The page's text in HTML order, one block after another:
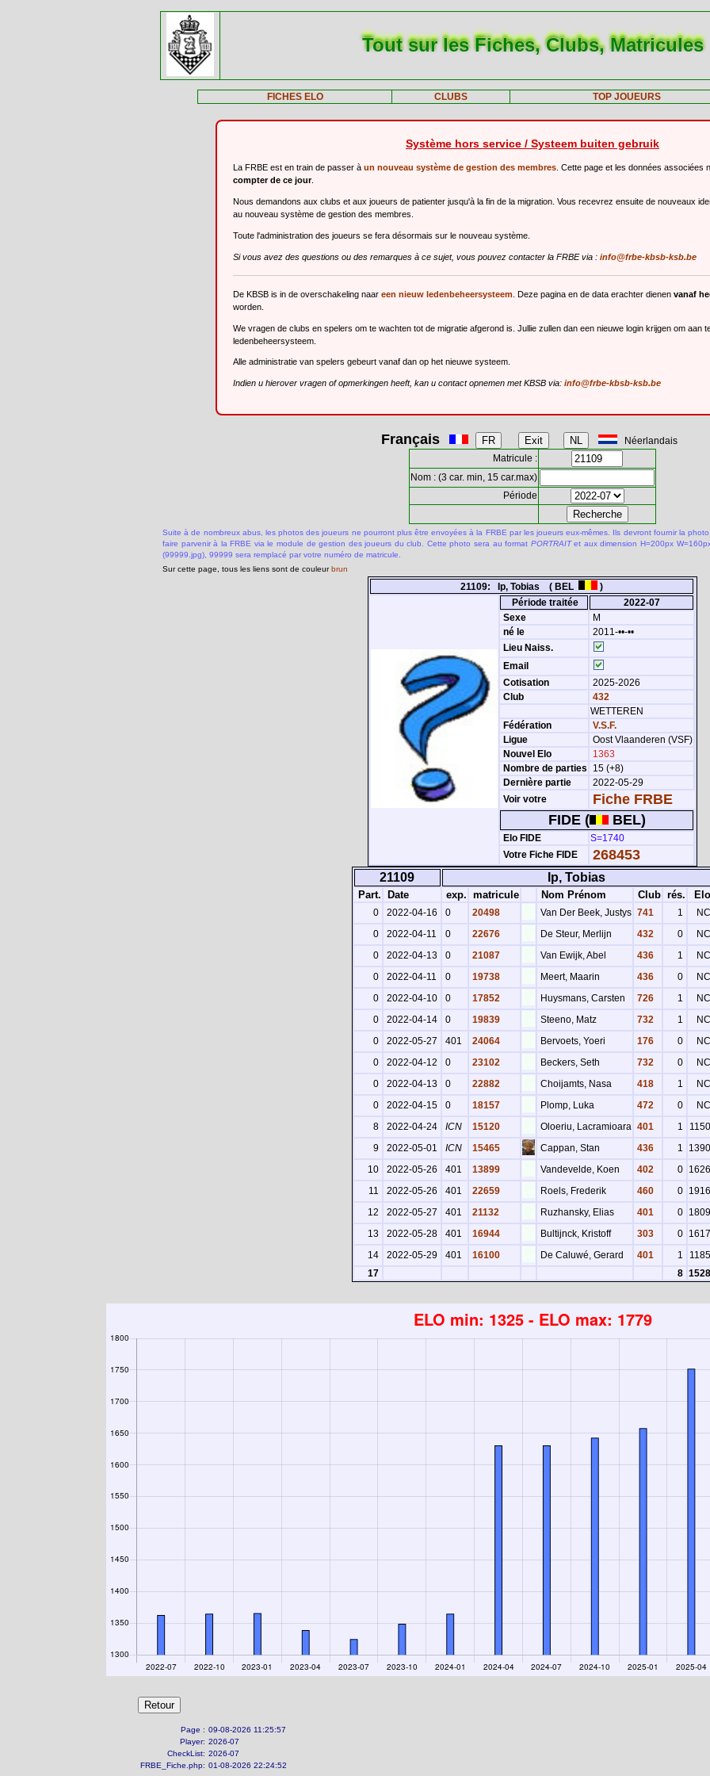
Tout sur les Fiches, Clubs, Matricules
FICHES ELO CLUBS TOP JOUEURS
Système hors service / Systeem buiten gebruik
La FRBE est en train de passer à un nouveau système de gestion des membres . Cette page et les données associées
compter de ce jour.
Nous demandons aux clubs et aux joueurs de patienter jusqu'à la fin de la migration. Vous recevrez ensuite de nouveaux
au nouveau système de gestion des membres.
Toute l'administration des joueurs se fera désormais sur le nouveau système.
Si vous avez des questions ou des remarques à ce sujet, vous pouvez contacter la FRBE via : info@frbe-kbsb-ksb.be
De KBSB is in de overschakeling naar een nieuw ledenbeheersysteem . Deze pagina en de data erachter dienen vanaf
worden.
We vragen de clubs en spelers om te wachten tot de migratie afgerond is. Jullie zullen dan een nieuwe login krijgen om aan
ledenbeheersysteem.
Alle administratie van spelers gebeurt vanaf dan op het nieuwe systeem.
Indien u hierover vragen of opmerkingen heeft, kan u contact opnemen met KBSB via: info@frbe-kbsb-ksb.be
Français
Néerlandais
Matricule :
Nom : (3 car. min, 15 car.max)
Période
Suite à de nombreux abus, les photos des joueurs ne pourront plus être envoyées à la FRBE par les joueurs eux-mêmes. Ils devront fournir la
faire parvenir à la FRBE via le module de gestion des joueurs du club. Cette photo sera au format PORTRAITet aux dimension H=200px
(99999.jpg), 99999 sera remplacé par votre numéro de matricule.
Sur cette page, tous les liens sont de couleurbrun
21109: Ip, Tobias ( BEL
)
Période traitée
2022-07
Sexe
M
né le
2011-••-••
Lieu Naiss.
Email
Cotisation
2025-2026
Club
432
WETTEREN
Fédération
V.S.F.
Ligue
Oost Vlaanderen (VSF)
Nouvel Elo
1363
Nombre de parties
15 (+8)
Dernière partie
2022-05-29
Voir votre
Fiche FRBE
FIDE (
BEL)
Elo FIDE
S=1740
Votre Fiche FIDE
268453
21109 Ip, Tobias
Part. Date exp. matricule Nom Prénom Club rés. Elo
0 2022-04-16 0 20498 Van Der Beek, Justys 741 1
NC
0
2022-04-11 0 22676 De Steur, Merlijn 432 0
NC
0
2022-04-13 0 21087 Van Ewijk, Abel 436 1
NC
0
2022-04-11 0 19738 Meert, Maarin 436 0
NC
0
2022-04-10 0 17852 Huysmans, Carsten 726 1
NC
0
2022-04-14 0 19839 Steeno, Matz 732 1
NC
0
2022-05-27 401 24064 Bervoets, Yoeri 176 0
NC
0
2022-04-12 0 23102 Beckers, Seth 732 0
NC
0
2022-04-13 0 22882 Choijamts, Nasa 418 1
NC
0
2022-04-15 0 18157 Plomp, Luka 472 0
NC
8
2022-04-24 ICN 15120 Oloeriu, Lacramioara 401 1
1150
9
2022-05-01 ICN 15465 Cappan, Stan 436 1
1390
10
2022-05-26 401 13899 Vandevelde, Koen 402 0 1626
11
2022-05-26 401 22659 Roels, Frederik 460 0 1916
12
2022-05-27 401 21132 Ruzhansky, Elias 401 0 1809
13
2022-05-28 401 16944 Bultijnck, Kristoff 303 0 1617
14
2022-05-29 401 16100 De Caluwé, Gerard 401 1
1185
17
8 1528
Page : 09-08-2026 11:25:57
Player: 2026-07
CheckList: 2026-07
FRBE_Fiche.php: 01-08-2026 22:24:52